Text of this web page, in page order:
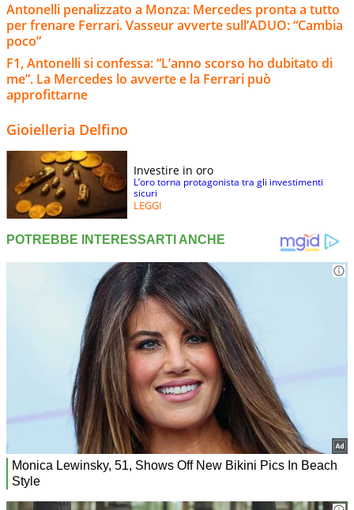
Antonelli penalizzato a Monza: Mercedes pronta a tutto
per frenare Ferrari. Vasseur avverte sull’ADUO: “Cambia
poco”
F1, Antonelli si confessa: “L’anno scorso ho dubitato di
me”. La Mercedes lo avverte e la Ferrari può
approfittarne
Gioielleria Delfino
Investire in oro
L’oro torna protagonista tra gli investimenti
sicuri
LEGGI